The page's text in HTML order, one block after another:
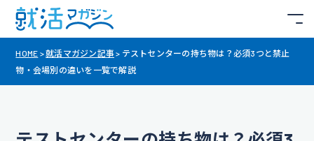
HOME >就活マガジン記事 > テストセンターの持ち物は？必須3つと禁止
物・会場別の違いを一覧で解説